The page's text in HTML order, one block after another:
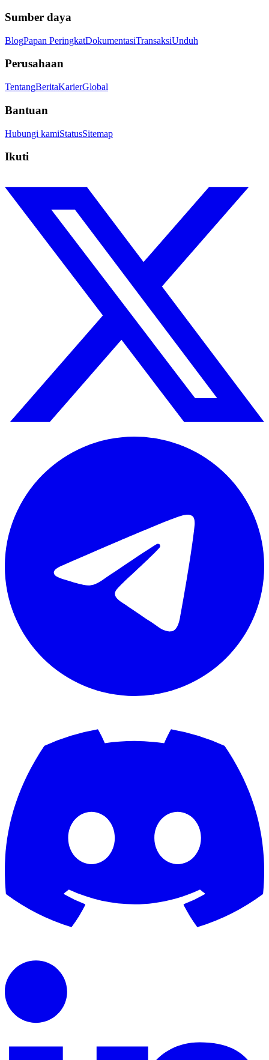
Sumber daya
BlogPapan PeringkatDokumentasiTransaksiUnduh
Perusahaan
TentangBeritaKarierGlobal
Bantuan
Hubungi kamiStatusSitemap
Ikuti